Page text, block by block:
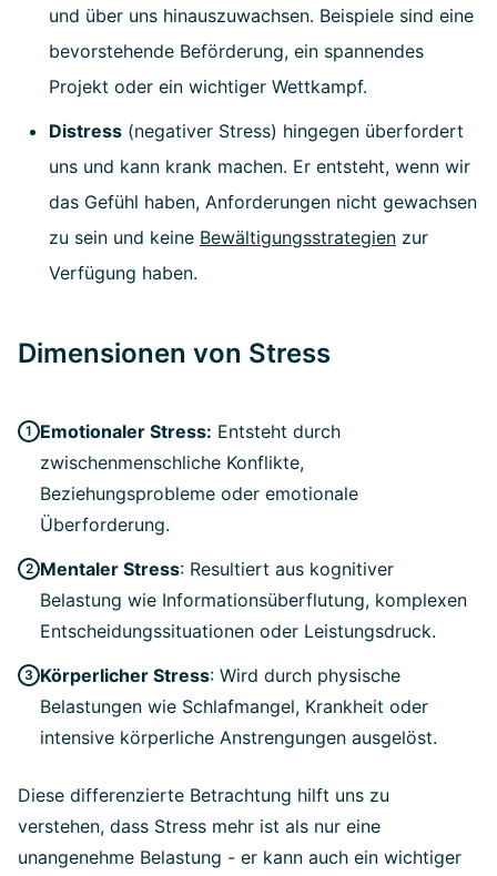
und über uns hinauszuwachsen. Beispiele sind eine
bevorstehende Beförderung, ein spannendes
Projekt oder ein wichtiger Wettkampf.
Distress (negativer Stress) hingegen überfordert
uns und kann krank machen. Er entsteht, wenn wir
das Gefühl haben, Anforderungen nicht gewachsen
zu sein und keine Bewältigungsstrategien zur
Verfügung haben.
Dimensionen von Stress
Emotionaler Stress: Entsteht durch
zwischenmenschliche Konflikte,
Beziehungsprobleme oder emotionale
Überforderung.
Mentaler Stress: Resultiert aus kognitiver
Belastung wie Informationsüberflutung, komplexen
Entscheidungssituationen oder Leistungsdruck.
Körperlicher Stress: Wird durch physische
Belastungen wie Schlafmangel, Krankheit oder
intensive körperliche Anstrengungen ausgelöst.
Diese differenzierte Betrachtung hilft uns zu
verstehen, dass Stress mehr ist als nur eine
unangenehme Belastung - er kann auch ein wichtiger